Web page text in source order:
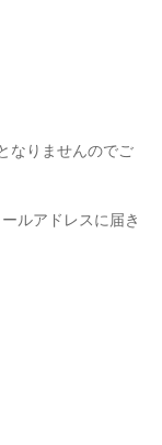
なりませんのでご
ルアドレスに届き